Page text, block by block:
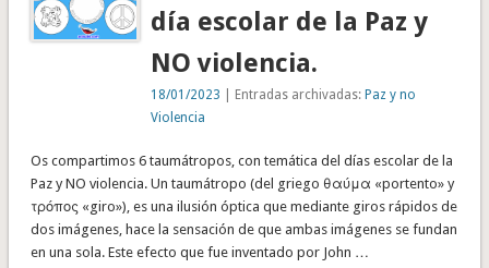
día escolar de la Paz y
NO violencia.
18/01/2023 | Entradas archivadas:Paz y no
Violencia
Os compartimos 6 taumátropos, con temática del días escolar de la
Paz y NO violencia. Un taumátropo (del griego θαύμα «portento» y
τρόπος «giro»), es una ilusión óptica que mediante giros rápidos de
dos imágenes, hace la sensación de que ambas imágenes se fundan
en una sola. Este efecto que fue inventado por John …